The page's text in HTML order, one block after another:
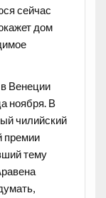
сейчас
дом
Венеции
ноября. В
чилийский
премии
тему